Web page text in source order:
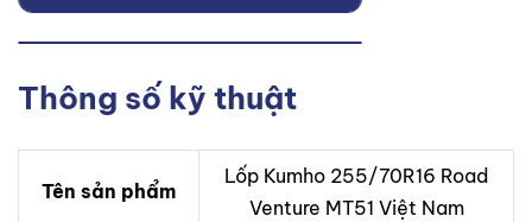
Thông số kỹ thuật
Tên sản phẩm
Lốp Kumho 255/70R16 Road
Venture MT51 Việt Nam